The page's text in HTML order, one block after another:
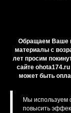
Обращаем Ваше
материалы с
лет просим
сайте
может быть
Мы используем
повысить